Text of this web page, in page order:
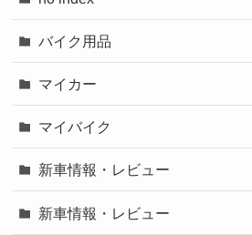
バイク用品
マイカー
マイバイク
新車情報・レビュー
新車情報・レビュー